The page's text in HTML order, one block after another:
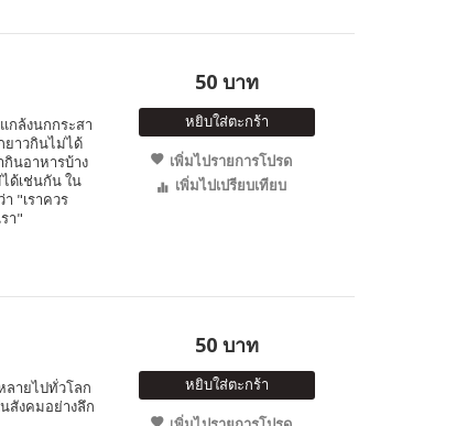
กล้งนกกระสา
ยาวกินไม่ได้
นอาหารบ้าง
ด้เช่นกัน ใน
"เราควร
า"
50 บาท
หยิบใส่ตะกร้า
เพิ่มไปรายการโปรด
เพิ่มไปเปรียบเทียบ
ายไปทั่วโลก
สังคมอย่างลึก
50 บาท
หยิบใส่ตะกร้า